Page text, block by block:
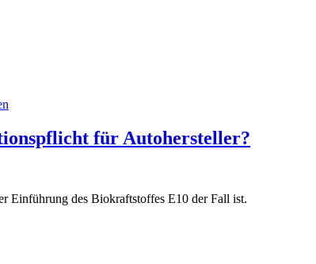
für Autohersteller?
Einführung des Biokraftstoffes E10 der Fall ist.